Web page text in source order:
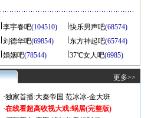
李宇春吧(104510) 快乐男声吧(68574)
刘德华吧(69854) 东方神起吧(65744)
婚姻吧(78544) 37℃女人吧(6985)
更多>>
·独家首播:大秦帝国 范冰冰-金大班
·在线看超高收视大戏:蜗居(完整版)